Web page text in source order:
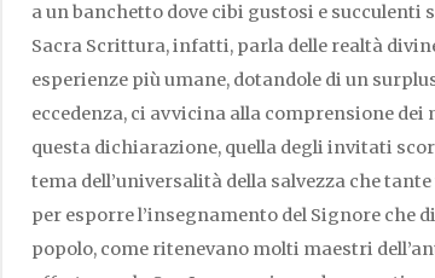
a un banchetto dove cibi gustosi e
Sacra Scrittura, infatti, parla delle realtà
esperienze più umane, dotandole di un
eccedenza, ci avvicina alla comprensione dei
questa dichiarazione, quella degli invitati
tema dell’universalità della salvezza che
per esporre l’insegnamento del Signore che
popolo, come ritenevano molti maestri